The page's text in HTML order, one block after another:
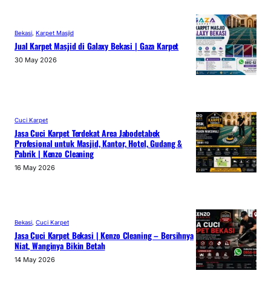
Bekasi Karpet Masjid
Jual Karpet Masjid di Galaxy Bekasi | Gaza Karpet
30 May 2026
Cuci Karpet
Jasa Cuci Karpet Terdekat Area Jabodetabek
Profesional untuk Masjid, Kantor, Hotel, Gudang &
Pabrik | Kenzo Cleaning
16 May 2026
Bekasi Cuci Karpet
Jasa Cuci Karpet Bekasi | Kenzo Cleaning – Bersihnya
Niat, Wanginya Bikin Betah
14 May 2026